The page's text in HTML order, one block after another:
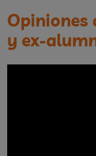
Opiniones
y ex-